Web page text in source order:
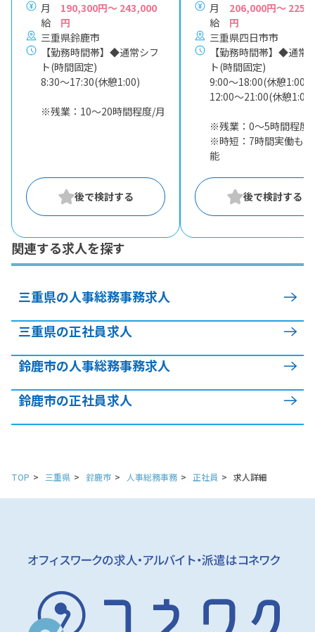
月
給
190,300円～ 243,000
円
三重県鈴鹿市
【勤務時間帯】◆通常シフ
ト(時間固定)
8:30〜17:30(休憩1:00)
※残業：10〜20時間程度/月
月
給
206,000円～
円
三重県四日市市
【勤務時間帯】◆通常
ト(時間固定)
9:00〜18:00(休憩1:00)
12:00〜21:00(休憩1:00)
※残業：0〜5時間程度/
※時短：7時間実働も
能
関連する求人を探す
三重県の人事総務事務求人
三重県の正社員求人
鈴鹿市の人事総務事務求人
鈴鹿市の正社員求人
TOP 三重県 鈴鹿市 人事総務事務 正社員 求人詳細